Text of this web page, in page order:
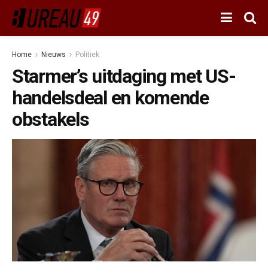
Home Nieuws Politiek
Starmer’s uitdaging met US-
handelsdeal en komende
obstakels